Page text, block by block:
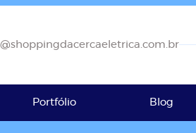
Portfólio Blog